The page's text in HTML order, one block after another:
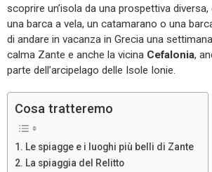
scoprire un’isola da una prospettiva
una barca a vela, un catamarano o una
di andare in vacanza in Grecia una
calma Zante e anche la vicina Cefalonia,
parte dell’arcipelago delle Isole Ionie.
Cosa tratteremo
Le spiagge e i luoghi più belli di Zante
La spiaggia del Relitto